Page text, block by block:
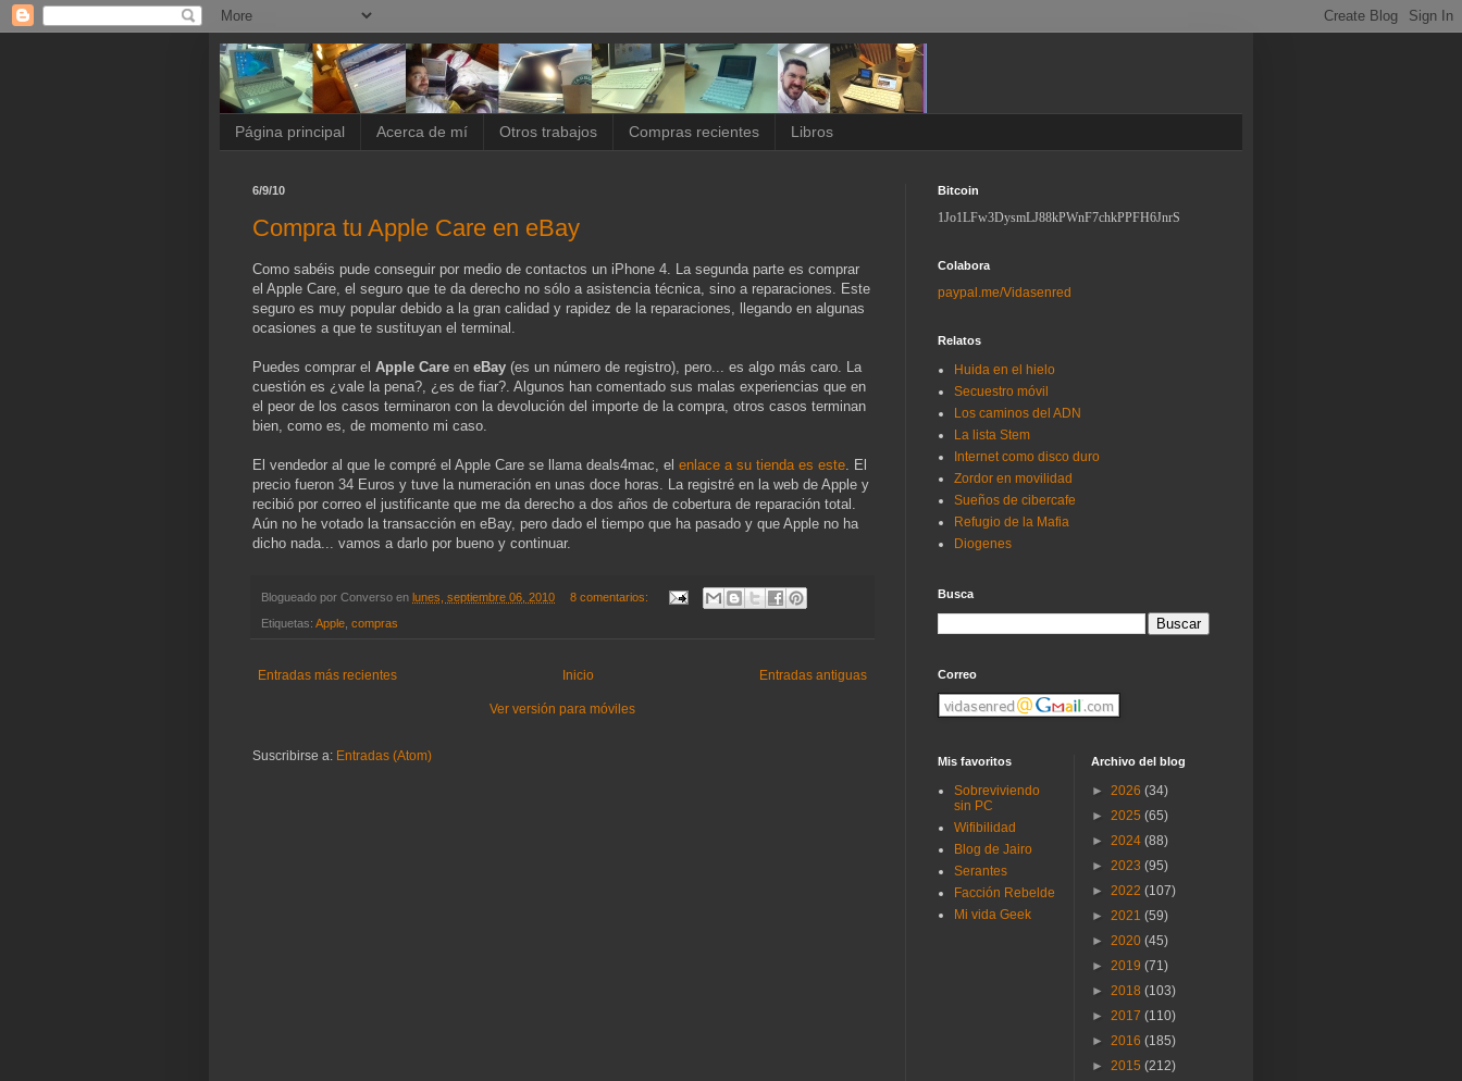
Página principal Acerca de mí Otros trabajos Compras recientes Libros
6/9/10
Compra tu Apple Care en eBay
Como sabéis pude conseguir por medio de contactos un iPhone 4. La segunda parte es comprar
el Apple Care, el seguro que te da derecho no sólo a asistencia técnica, sino a reparaciones. Este
seguro es muy popular debido a la gran calidad y rapidez de la reparaciones, llegando en algunas
ocasiones a que te sustituyan el terminal.
Puedes comprar el Apple Care en eBay (es un número de registro), pero... es algo más caro. La
cuestión es ¿vale la pena?, ¿es de fiar?. Algunos han comentado sus malas experiencias que en
el peor de los casos terminaron con la devolución del importe de la compra, otros casos terminan
bien, como es, de momento mi caso.
El vendedor al que le compré el Apple Care se llama deals4mac, el enlace a su tienda es este. El
precio fueron 34 Euros y tuve la numeración en unas doce horas. La registré en la web de Apple y
recibió por correo el justificante que me da derecho a dos años de cobertura de reparación total.
Aún no he votado la transacción en eBay, pero dado el tiempo que ha pasado y que Apple no ha
dicho nada... vamos a darlo por bueno y continuar.
Blogueado por Converso en lunes, septiembre 06, 2010 8 comentarios:
Etiquetas: Apple compras
Entradas más recientes Entradas antiguas
Inicio
Ver versión para móviles
Suscribirse a: Entradas (Atom)
Bitcoin
1Jo1LFw3DysmLJ88kPWnF7chkPPFH6JnrS
Colabora
paypal.me/Vidasenred
Relatos
Huida en el hielo
Secuestro móvil
Los caminos del ADN
La lista Stem
Internet como disco duro
Zordor en movilidad
Sueños de cibercafe
Refugio de la Mafia
Diogenes
Busca
Correo
Mis favoritos
Sobreviviendo
sin PC
Wifibilidad
Blog de Jairo
Serantes
Facción Rebelde
Mi vida Geek
Archivo del blog
► 2026 (34)
► 2025 (65)
► 2024 (88)
► 2023 (95)
► 2022 (107)
► 2021 (59)
► 2020 (45)
► 2019 (71)
► 2018 (103)
► 2017 (110)
► 2016 (185)
► 2015 (212)